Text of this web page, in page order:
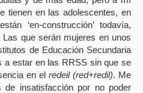
tienen en las adolescentes, en
‘en-construcción’ todavía,
que serán mujeres en unos
de Educación Secundaria
a estar en las RRSS sin que se
en el redeil (red+redil). Me
de insatisfacción por no poder